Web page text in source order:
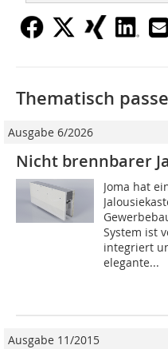
Thematisch
Ausgabe 6/2026
Nicht brennbarer
Joma hat
System ist
integriert
elegante...
Ausgabe 11/2015